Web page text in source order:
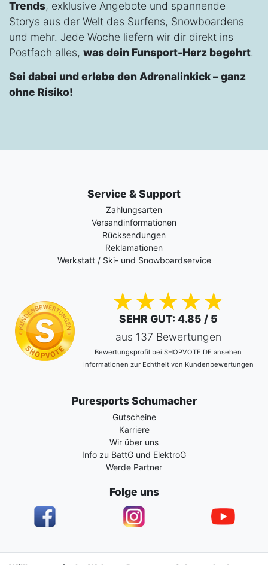
Trends, exklusive Angebote und spannende
Storys aus der Welt des Surfens, Snowboardens
und mehr. Jede Woche liefern wir dir direkt ins
Postfach alles, was dein Funsport-Herz begehrt.
Sei dabei und erlebe den Adrenalinkick – ganz
ohne Risiko!
Service & Support
Zahlungsarten
Versandinformationen
Rücksendungen
Reklamationen
Werkstatt / Ski- und Snowboardservice
SEHR GUT: 4.85 / 5
aus 137 Bewertungen
Bewertungsprofil bei SHOPVOTE.DE ansehen
Informationen zur Echtheit von Kundenbewertungen
Puresports Schumacher
Gutscheine
Karriere
Wir über uns
Info zu BattG und ElektroG
Werde Partner
Folge uns